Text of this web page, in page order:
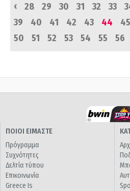
‹
28 29 30 31 32 33
39
40 41 42 43 44 45
50
51 52 53 54 55 56
ΠΟΙΟΙ ΕΙΜΑΣΤΕ
Πρόγραμμα
Συχνότητες
Δελτία τύπου
Επικοινωνία
Greece Is